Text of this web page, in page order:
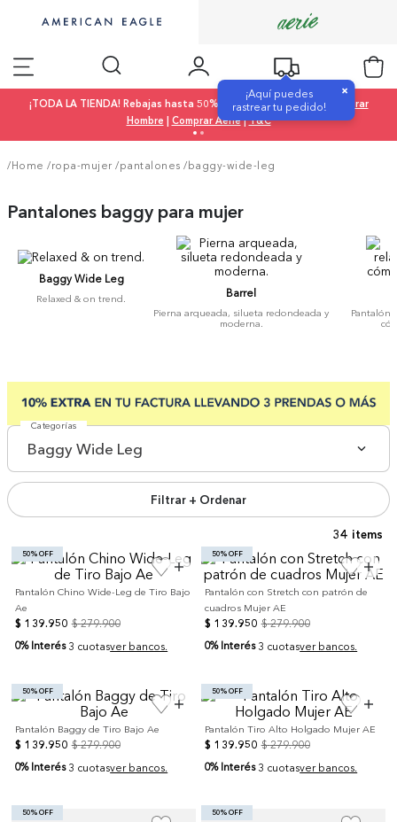
¡Aquí puedes
rastrear tu pedido!
×
¡TODA LA TIENDA! Rebajas hasta 50% OFF |Comprar Mujer|
Comprar
Hombre | Comprar Aerie|T&C
/Home /ropa-mujer /pantalones / baggy-wide-leg
Pantalones baggy para mujer
Baggy Wide Leg
Relaxed & on trend. Barrel
Pierna arqueada, silueta redondeada y
moderna.
Pantalón
Categorías
Baggy Wide Leg
Filtrar + Ordenar
34
50% OFF
Pantalón Chino Wide-Leg de Tiro Bajo
Ae
$ 139.950 $ 279.900
0% Interés 3 cuotasver bancos.
50% OFF
Pantalón con Stretch con patrón de
cuadros Mujer AE
$ 139.950 $ 279.900
0% Interés 3 cuotasver bancos.
50% OFF
Pantalón Baggy de Tiro Bajo Ae
$ 139.950 $ 279.900
0% Interés 3 cuotasver bancos.
50% OFF
Pantalón Tiro Alto Holgado Mujer AE
$ 139.950 $ 279.900
0% Interés 3 cuotasver bancos.
50% OFF 50% OFF